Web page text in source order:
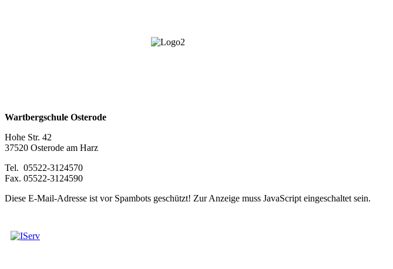
Wartbergschule Osterode
Hohe Str. 42
37520 Osterode am Harz
Tel. 05522-3124570
Fax. 05522-3124590
Diese E-Mail-Adresse ist vor Spambots geschützt! Zur Anzeige muss JavaScript eingeschaltet sein.